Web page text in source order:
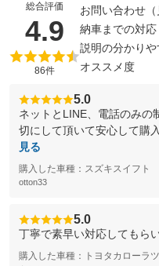
総合評価
4.9 （5点
86件
お問い合わせ（
納車までの対応
説明の分かりや
オススメ度
5.0
ネットとLINE、電話のみの
切にして頂いて安心して購
見る
購入した車種：スズキスイフト
otton33
5.0
丁寧で素早い対応してもら
購入した車種：トヨタカローラ